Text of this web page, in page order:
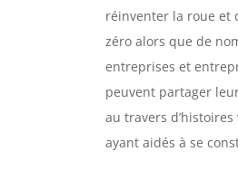
réinventer la roue et
zéro alors que de
entreprises et
peuvent partager
au travers d’histoires
ayant aidés à se